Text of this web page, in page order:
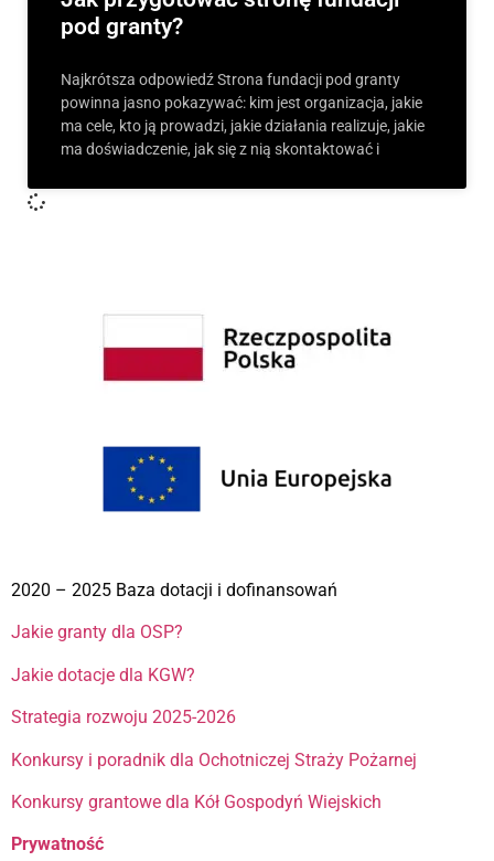
pod granty?
Najkrótsza odpowiedź Strona fundacji pod granty
powinna jasno pokazywać: kim jest organizacja, jakie
ma cele, kto ją prowadzi, jakie działania realizuje, jakie
ma doświadczenie, jak się z nią skontaktować i
2020 – 2025 Baza dotacji i dofinansowań
Jakie granty dla OSP?
Jakie dotacje dla KGW?
Strategia rozwoju 2025-2026
Konkursy i poradnik dla Ochotniczej Straży Pożarnej
Konkursy grantowe dla Kół Gospodyń Wiejskich
Prywatność